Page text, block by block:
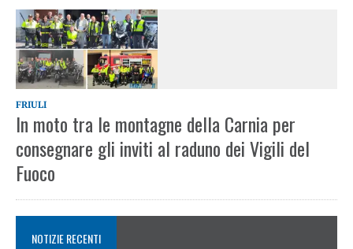
FRIULI
In moto tra le montagne della Carnia per
consegnare gli inviti al raduno dei Vigili del
Fuoco
NOTIZIE RECENTI